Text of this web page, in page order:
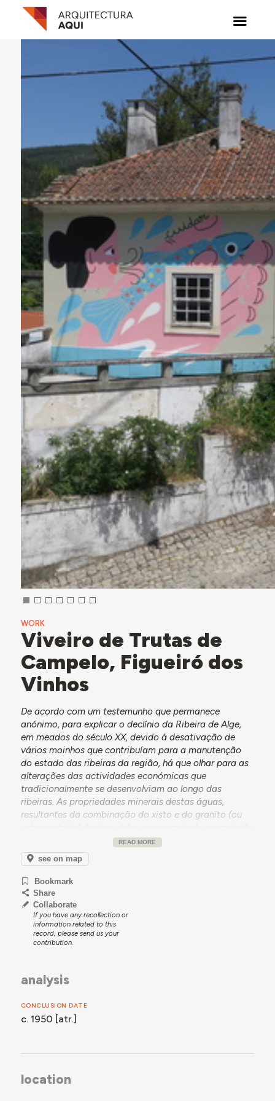
WORK
Viveiro de Trutas de
Campelo, Figueiró dos
Vinhos
De acordo com um testemunho que permanece
anónimo, para explicar o declínio da Ribeira de Alge,
em meados do século XX, devido à desativação de
vários moinhos que contribuíam para a manutenção
do estado das ribeiras da região, há que olhar para as
alterações das actividades económicas que
tradicionalmente se desenvolviam ao longo das
ribeiras. As propriedades minerais destas águas,
resultantes da combinação do xisto e do granito (ou
das trutas, o que justificou o investimento público na
construção deste equipamento, que tinha também
objetivos turísticos, promovendo a pesca e o lazer
nesta freguesia rural, na altura de difícil acesso.
READ MORE
see on map
Bookmark
Share
Collaborate
If you have any recollection or
information related to this
record, please send us your
contribution.
analysis
CONCLUSION DATE
c. 1950 [atr.]
location